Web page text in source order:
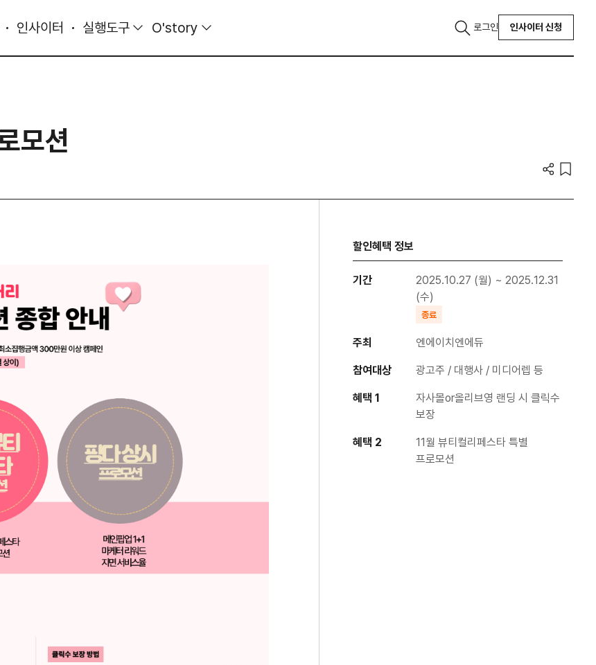
인사이터 실행도구 O'story 로그인 인사이터 신청
모션
할인혜택 정보
기간
2025.10.27 (월) ~ 2025.12.31
(수)
종료
주최 엔에이치엔에듀
참여대상 광고주 / 대행사 / 미디어렙 등
혜택 1
자사몰or올리브영 랜딩 시 클릭수
보장
혜택 2
11월 뷰티컬리페스타 특별
프로모션